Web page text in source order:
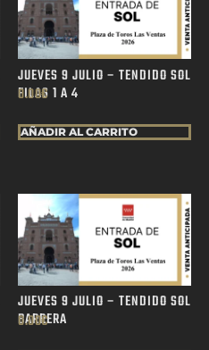
JUEVES 9 JULIO – TENDIDO SOL
FILAS 1 A 4
0.00€
AÑADIR AL CARRITO
JUEVES 9 JULIO – TENDIDO SOL
BARRERA
0.00€